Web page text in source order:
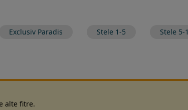
Exclusiv Paradis Stele 1-5 Stele 5-1
alte fitre.